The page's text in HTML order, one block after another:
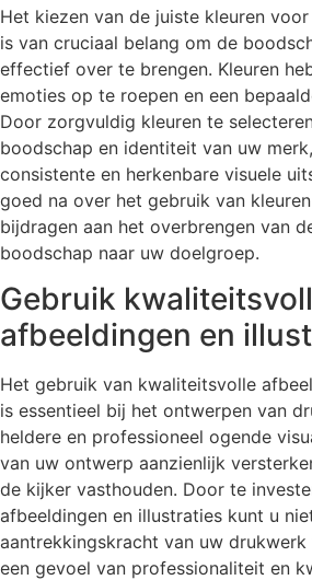
Het kiezen van de juiste kleuren
is van cruciaal belang om de
effectief over te brengen. Kleuren
emoties op te roepen en een
Door zorgvuldig kleuren te
boodschap en identiteit van uw
consistente en herkenbare visuele
goed na over het gebruik van
bijdragen aan het overbrengen van
boodschap naar uw doelgroep.
Gebruik
afbeeldingen en
Het gebruik van kwaliteitsvolle
is essentieel bij het ontwerpen van
heldere en professioneel ogende
van uw ontwerp aanzienlijk
de kijker vasthouden. Door te
afbeeldingen en illustraties kunt u
aantrekkingskracht van uw
een gevoel van professionaliteit en